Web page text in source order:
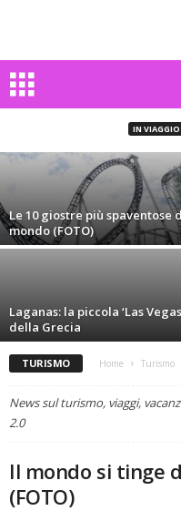
IN VIAGGIO
I 10 parchi
del mondo (FOTO)
10 Luglio 2014
Le 10 giostre più spaventose
mondo (FOTO)
Laganas: la piccola ‘Las
della Grecia
TURISMO Home Turismo
News sul turismo, viaggi,
2.0
Il mondo si tinge
(FOTO)